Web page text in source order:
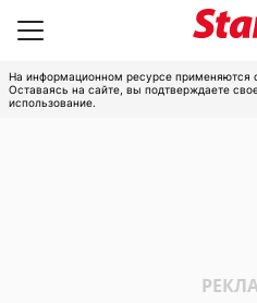
На информационном ресурсе применяются
Оставаясь на сайте, вы подтверждаете
использование.